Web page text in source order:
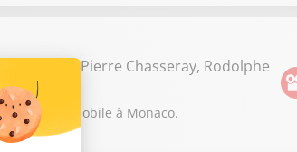
Legendre, Pierre Chasseray, Rodolphe
automobile à Monaco.